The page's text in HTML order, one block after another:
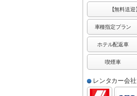
【無料送
車種指定プラン
ホテル配返車
喫煙車
レンタカー会